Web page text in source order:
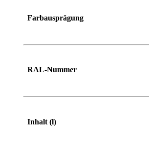
Farbausprägung
RAL-Nummer
Inhalt (l)